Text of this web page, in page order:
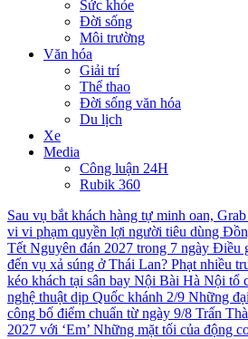
Sức khỏe
Đời sống
Môi trường
Văn hóa
Giải trí
Thể thao
Đời sống văn hóa
Du lịch
Xe
Media
Công luận 24H
Rubik 360
Sau vụ bắt khách hàng tự minh oan,
vi vi phạm quyền lợi người tiêu dùng
Tết Nguyên đán 2027 trong 7 ngày Điều
đến vụ xả súng ở Thái Lan? Phạt nhiều
kéo khách tại sân bay Nội Bài Hà Nội tổ
nghệ thuật dịp Quốc khánh 2/9 Những
công bố điểm chuẩn từ ngày 9/8 Trấn
2027 với ‘Em’ Những mặt tối của động